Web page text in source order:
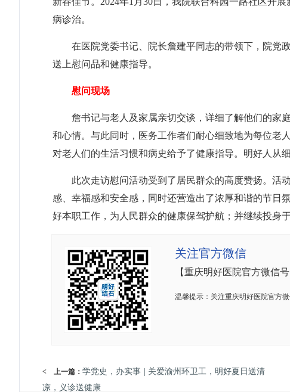
病诊治。
在医院党委书记、院长詹建平同志的带领下，院党
送上慰问品和健康指导。
慰问现场
詹书记与老人及家属亲切交谈，详细了解他们的家
和心情。与此同时，医务工作者们耐心细致地为每位老
对老人们的生活习惯和病史给予了健康指导。明好人从
此次走访慰问活动受到了居民群众的高度赞扬。活
感、幸福感和安全感，同时还营造出了浓厚和谐的节日
好本职工作，为人民群众的健康保驾护航；并继续投身
关注官方微信
【重庆明好医院官方微信号
温馨提示：关注重庆明好医院官方
< 上一篇： 学党史，办实事 | 关爱渝州环卫工，明好夏日送清
凉，义诊送健康